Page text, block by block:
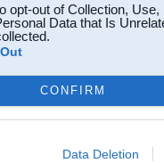
opt-out of Collection,
Data that Is
CONFIRM
Data Deletion